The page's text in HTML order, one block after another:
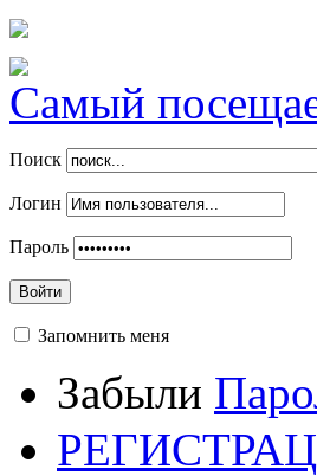
Самый
Поиск
Логин
Пароль
Войти
Запомнить меня
Забыли